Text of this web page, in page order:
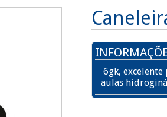
6gk,
aulas